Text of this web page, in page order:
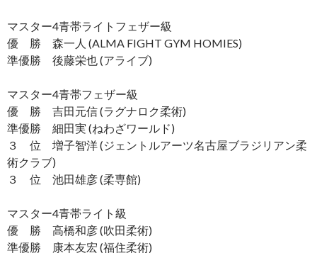
マスター4青帯ライトフェザー級
優 勝 森一人 (ALMA FIGHT GYM HOMIES)
準優勝 後藤栄也 (アライブ)
マスター4青帯フェザー級
優 勝 吉田元信 (ラグナロク柔術)
準優勝 細田実 (ねわざワールド)
３ 位 増子智洋 (ジェントルアーツ名古屋ブラジリアン柔
術クラブ)
３ 位 池田雄彦 (柔専館)
マスター4青帯ライト級
優 勝 高橋和彦 (吹田柔術)
準優勝 康本友宏 (福住柔術)